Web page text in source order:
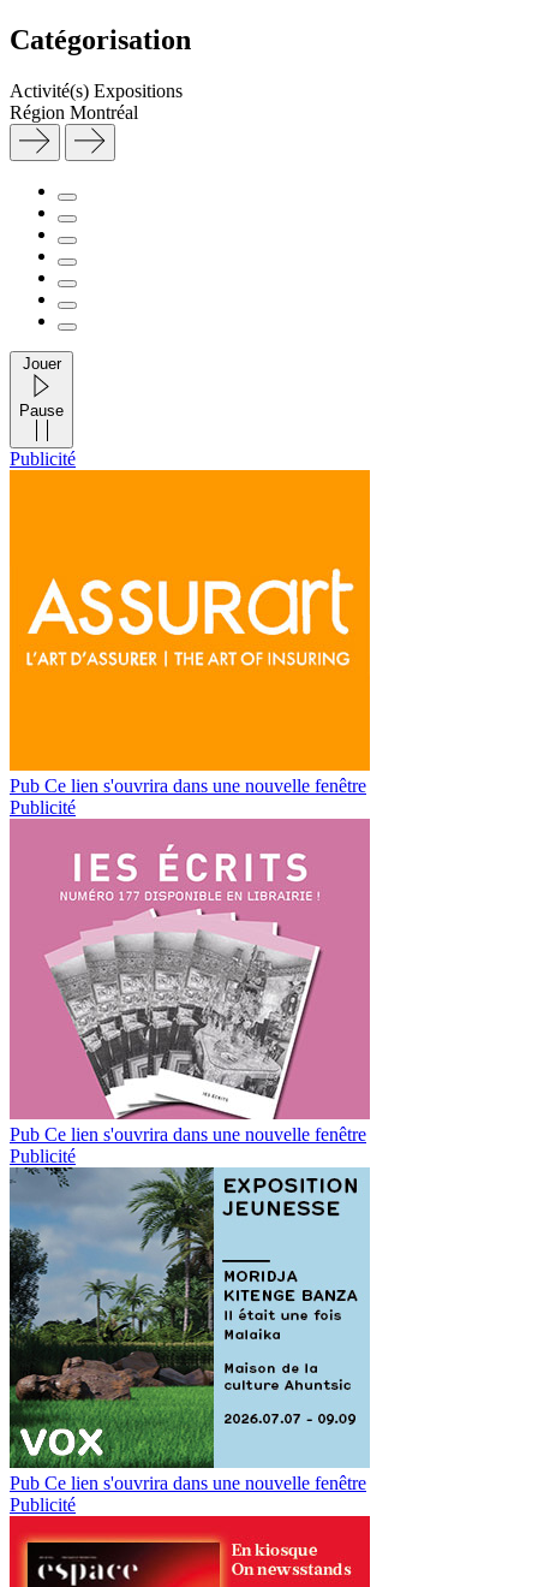
Catégorisation
Activité(s) Expositions
Région Montréal
Jouer
Pause
Publicité
Pub Ce lien s'ouvrira dans une nouvelle fenêtre
Publicité
Pub Ce lien s'ouvrira dans une nouvelle fenêtre
Publicité
Pub Ce lien s'ouvrira dans une nouvelle fenêtre
Publicité